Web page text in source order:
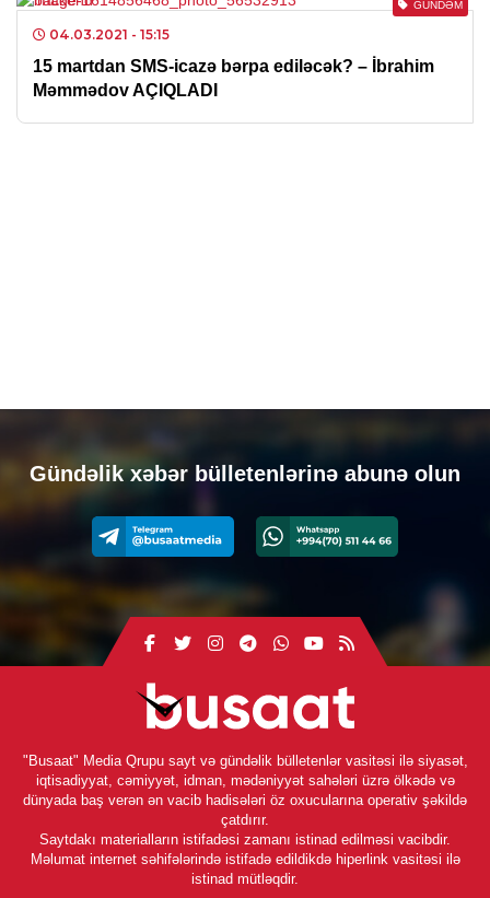
GÜNDƏM
04.03.2021 - 15:15
15 martdan SMS-icazə bərpa ediləcək? – İbrahim
Məmmədov AÇIQLADI
Gündəlik xəbər bülletenlərinə abunə olun
"Busaat" Media Qrupu sayt və gündəlik bülletenlər vasitəsi ilə siyasət,
iqtisadiyyat, cəmiyyət, idman, mədəniyyət sahələri üzrə ölkədə və
dünyada baş verən ən vacib hadisələri öz oxucularına operativ şəkildə
çatdırır.
Saytdakı materialların istifadəsi zamanı istinad edilməsi vacibdir.
Məlumat internet səhifələrində istifadə edildikdə hiperlink vasitəsi ilə
istinad mütləqdir.